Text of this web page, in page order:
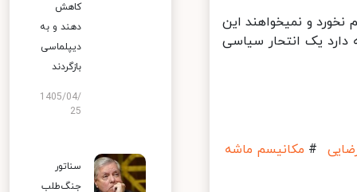
و نمیخواهند این
یک انتحار سیاسی
مکانیسم ماشه
کاهش
دهند و به
دیپلماسی
بازگردند
1405/04/
25
سناتور
جنگ‌طلب